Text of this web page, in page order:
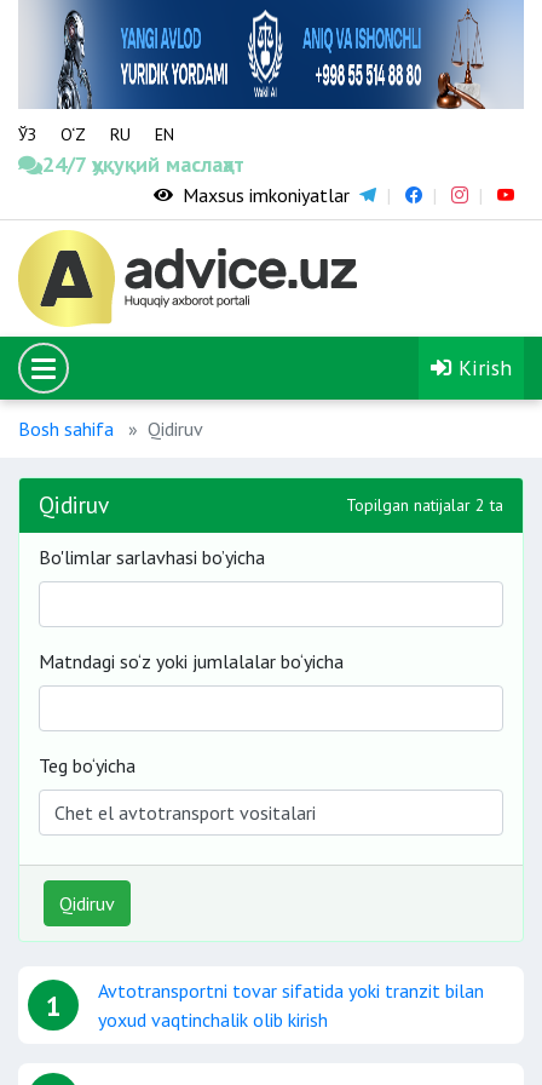
ЎЗ O‘Z RU EN
24/7 ҳуқуқий маслаҳат
Maxsus imkoniyatlar
Kirish
Bosh sahifa Qidiruv
Qidiruv Topilgan natijalar 2 ta
Bo'limlar sarlavhasi bo’yicha
Matndagi so‘z yoki jumlalalar bo‘yicha
Teg bo‘yicha
Qidiruv
1
Avtotransportni tovar sifatida yoki tranzit bilan
yoxud vaqtinchalik olib kirish